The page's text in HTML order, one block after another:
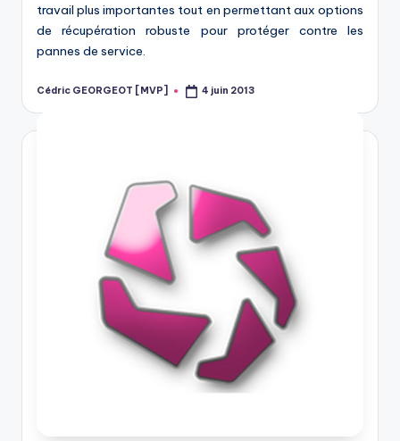
travail plus importantes tout en permettant aux options
de récupération robuste pour protéger contre les
pannes de service.
Posted
Cédric GEORGEOT [MVP] 4 juin 2013